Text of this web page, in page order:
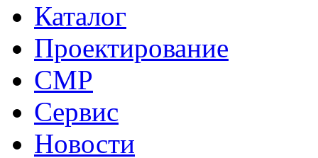
Каталог
Проектирование
СМР
Сервис
Новости